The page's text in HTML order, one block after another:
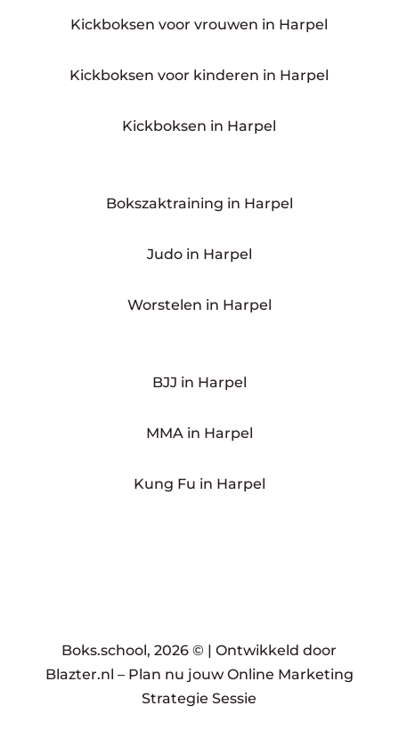
Kickboksen voor vrouwen in Harpel
Kickboksen voor kinderen in Harpel
Kickboksen in Harpel
Bokszaktraining in Harpel
Judo in Harpel
Worstelen in Harpel
BJJ in Harpel
MMA in Harpel
Kung Fu in Harpel
Boks.school, 2026 © |Ontwikkeld door
Blazter.nl – Plan nu jouw Online Marketing
Strategie Sessie